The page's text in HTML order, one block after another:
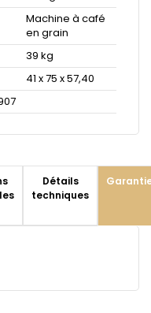
Machine à café
en grain
39 kg
41 x 75 x 57,40
Détails
techniques